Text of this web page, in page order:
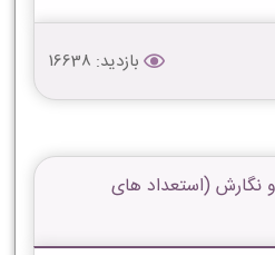
بازدید: 16638
نگارش (استعداد های